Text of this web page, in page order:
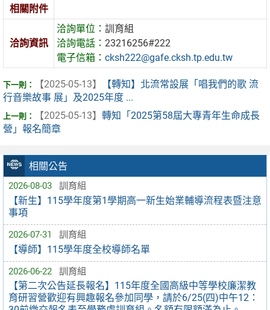
相關公告
2026-08-03 訓育組
【新生】115學年度第1學期高一新生始業輔導流程表暨注意
事項
2026-07-31 訓育組
【導師】115學年度全校導師名單
2026-06-22 訓育組
【第二次公告延長報名】115年度全國高級中等學校廉潔教
育研習營歡迎有興趣報名參加同學，請於6/25(四)中午12：
相關附件
洽詢資訊
洽詢單位：訓育組
洽詢電話：23216256#222
電子信箱：cksh222@gafe.cksh.tp.edu.tw
【2025-05-13】
【轉知】北流常設展「唱我們的歌 流
行音樂故事 展」及2025年度 ...
【2025-05-13】 轉知「2025第58屆大專青年生命成長
營」報名簡章